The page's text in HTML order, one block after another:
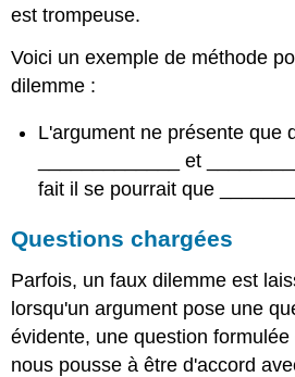
est trompeuse.
Voici un exemple de méthode
dilemme :
L'argument ne présente que
_____________ et
fait il se pourrait que
Questions chargées
Parfois, un faux dilemme est
lorsqu'un argument pose une
évidente, une question
nous pousse à être d'accord